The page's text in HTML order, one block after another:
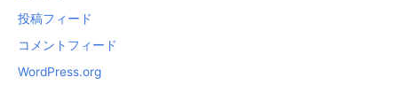
投稿フィード
コメントフィード
WordPress.org